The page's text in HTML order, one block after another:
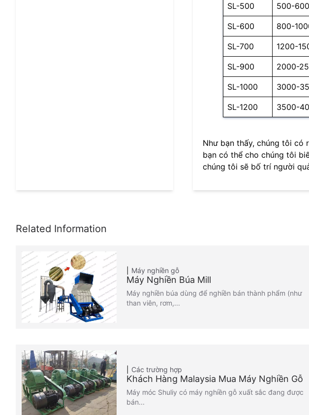
SL-500 500-
SL-600 800-
SL-700 1200-
SL-900 2000-
SL-1000 3000-
SL-1200 3500-
Như bạn thấy, chúng tôi có
bạn có thể cho chúng tôi
chúng tôi sẽ bố trí người
Máy nghiền gỗ
Máy Nghiền Búa Mill
Máy nghiền búa dùng để nghiền bán thành phẩm (như
than viên, rơm,...
Các trường hợp
Khách Hàng Malaysia Mua Máy Nghiền Gỗ
Máy móc Shuliy có máy nghiền gỗ xuất sắc đang được
bán...